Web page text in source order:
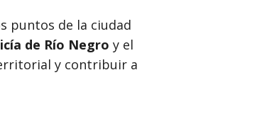
puntos de la ciudad
de Río Negro y el
y contribuir a